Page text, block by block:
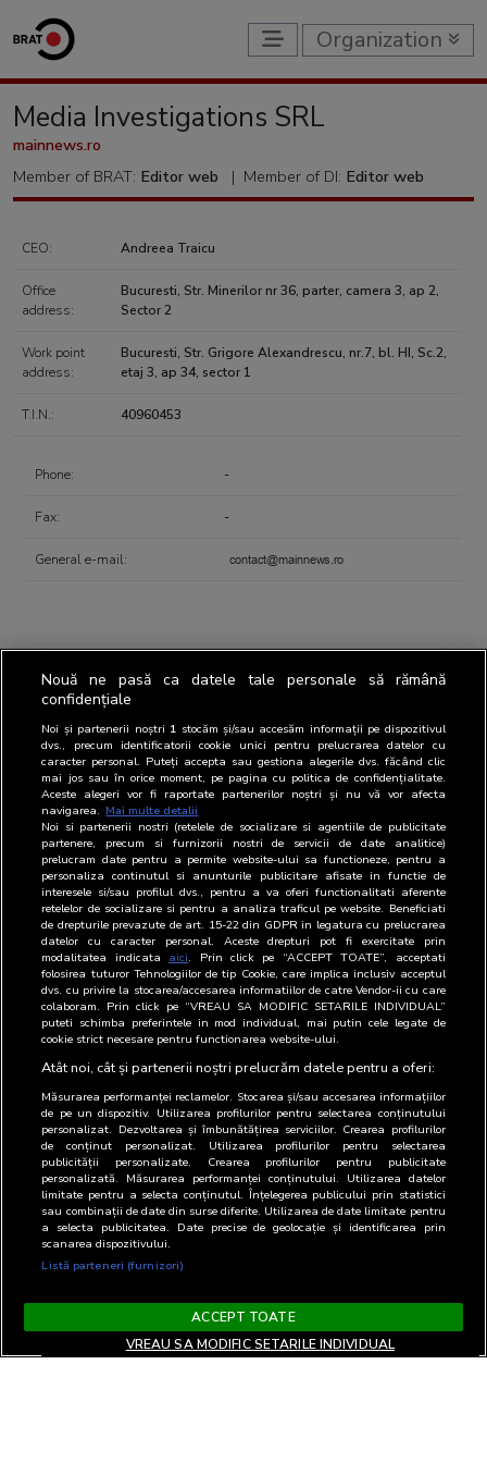
Organization
Media Investigations SRL
mainnews.ro
Member of BRAT: Editor web | Member of DI: Editor web
CEO: Andreea Traicu
Office
address:
Bucuresti, Str. Minerilor nr 36, parter, camera 3, ap 2,
Sector 2
Work point
address:
Bucuresti, Str. Grigore Alexandrescu, nr.7, bl. HI, Sc.2,
etaj 3, ap 34, sector 1
T.I.N.: 40960453
Phone: -
Fax: -
General e-mail:
Media productsonline
www.mainnews.ro
Contact person regarding BRAT
Representatives Name Position Email Phone
BRAT
Andreea
Traicu
Administrator -
DI
Andreea
Traicu
Administrator
Nouă ne pasă ca datele tale personale să rămână
confidențiale
Noi și partenerii noștri 1 stocăm și/sau accesăm informații pe dispozitivul
dvs., precum identificatorii cookie unici pentru prelucrarea datelor cu
caracter personal. Puteți accepta sau gestiona alegerile dvs. făcând clic
mai jos sau în orice moment, pe pagina cu politica de confidențialitate.
Aceste alegeri vor fi raportate partenerilor noștri și nu vă vor afecta
navigarea. Mai multe detalii
Noi si partenerii nostri (retelele de socializare si agentiile de publicitate
partenere, precum si furnizorii nostri de servicii de date analitice)
prelucram date pentru a permite website-ului sa functioneze, pentru a
personaliza continutul si anunturile publicitare afisate in functie de
interesele si/sau profilul dvs., pentru a va oferi functionalitati aferente
retelelor de socializare si pentru a analiza traficul pe website. Beneficiati
de drepturile prevazute de art. 15-22 din GDPR in legatura cu prelucrarea
datelor cu caracter personal. Aceste drepturi pot fi exercitate prin
modalitatea indicata aici. Prin click pe “ACCEPT TOATE”, acceptati
folosirea tuturor Tehnologiilor de tip Cookie, care implica inclusiv acceptul
dvs. cu privire la stocarea/accesarea informatiilor de catre Vendor-ii cu care
colaboram. Prin click pe “VREAU SA MODIFIC SETARILE INDIVIDUAL”
puteti schimba preferintele in mod individual, mai putin cele legate de
cookie strict necesare pentru functionarea website-ului.
Atât noi, cât și partenerii noștri prelucrăm datele pentru a oferi:
Măsurarea performanței reclamelor. Stocarea și/sau accesarea informațiilor
de pe un dispozitiv. Utilizarea profilurilor pentru selectarea conținutului
personalizat. Dezvoltarea și îmbunătățirea serviciilor. Crearea profilurilor
de conținut personalizat. Utilizarea profilurilor pentru selectarea
publicității personalizate. Crearea profilurilor pentru publicitate
personalizată. Măsurarea performanței conținutului. Utilizarea datelor
limitate pentru a selecta conținutul. Înțelegerea publicului prin statistici
sau combinații de date din surse diferite. Utilizarea de date limitate pentru
a selecta publicitatea. Date precise de geolocație și identificarea prin
scanarea dispozitivului.
Listă parteneri (furnizori)
ACCEPT TOATE
VREAU SA MODIFIC SETARILE INDIVIDUAL